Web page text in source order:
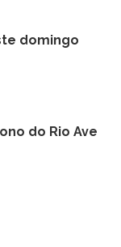
domingo
do Rio Ave